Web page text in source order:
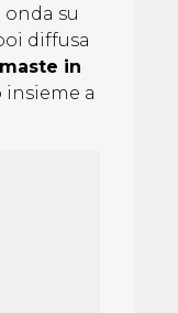
su
diffusa
in
a